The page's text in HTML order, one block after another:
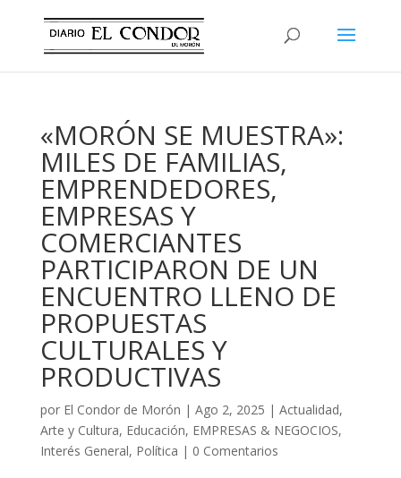
«MORÓN SE MUESTRA»:
MILES DE FAMILIAS,
EMPRENDEDORES,
EMPRESAS Y
COMERCIANTES
PARTICIPARON DE UN
ENCUENTRO LLENO DE
PROPUESTAS
CULTURALES Y
PRODUCTIVAS
por El Condor de Morón | Ago 2, 2025 | Actualidad,
Arte y Cultura, Educación, EMPRESAS & NEGOCIOS,
Interés General, Política | 0 Comentarios